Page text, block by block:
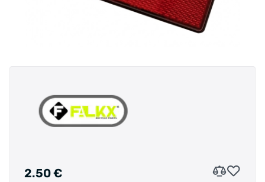
2.50 €